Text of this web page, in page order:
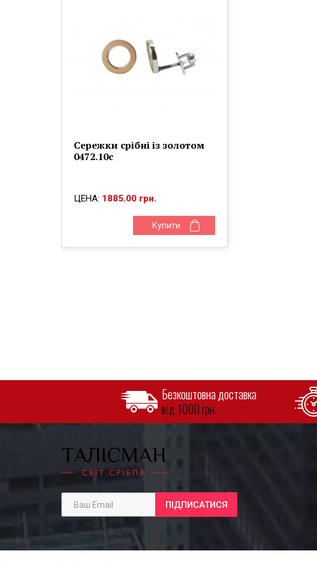
Сережки срібні із золотом
0472.10с
ЦЕНА: 1885.00 грн.
Купити
Безкоштовна доставка
від 1000 грн.
ПІДПИСАТИСЯ